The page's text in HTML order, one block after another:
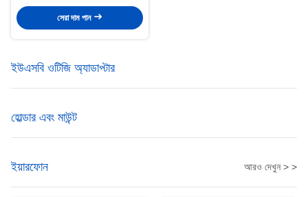
সেরা দাম পান
ইউএসবি ওটিজি অ্যাডাপ্টার
হোল্ডার এবং মাউন্ট
ইয়ারফোন আরও দেখুন > >